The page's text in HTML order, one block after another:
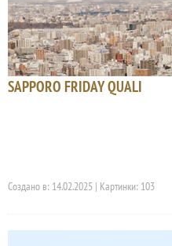
SAPPORO FRIDAY QUALI
Создано в: 14.02.2025 | Картинки: 103